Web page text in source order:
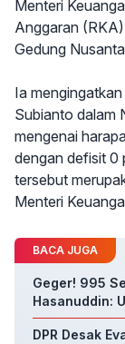
Menteri
Anggaran
Gedung
Ia
Subianto dalam
mengenai
dengan defisit 0
tersebut
Menteri
BACA JUGA
Geger! 995
Hasanuddin:
DPR Desak